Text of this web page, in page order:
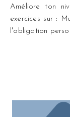
Améliore ton niveau de langue et entraîne-toi avec nos
exercices sur :
l'obligation